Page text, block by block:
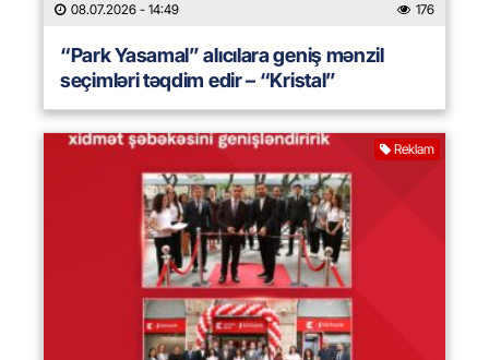
08.07.2026 - 14:49 176
“Park Yasamal” alıcılara geniş mənzil
seçimləri təqdim edir – “Kristal”
Reklam